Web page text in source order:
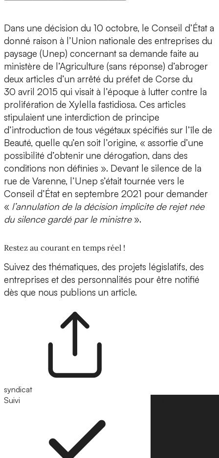
Dans une décision du 10 octobre, le Conseil d’État a
donné raison à l’Union nationale des entreprises du
paysage (Unep) concernant sa demande faite au
ministère de l’Agriculture (sans réponse) d’abroger
deux articles d’un arrêté du préfet de Corse du
30 avril 2015 qui visait à l’époque à lutter contre la
prolifération de Xylella fastidiosa. Ces articles
stipulaient une interdiction de principe
d’introduction de tous végétaux spécifiés sur l’île de
Beauté, quelle qu’en soit l’origine, « assortie d’une
possibilité d’obtenir une dérogation, dans des
conditions non définies ». Devant le silence de la
rue de Varenne, l’Unep s’était tournée vers le
Conseil d’État en septembre 2021 pour demander
« l’annulation de la décision implicite de rejet née
du silence gardé par le ministre».
Restez au courant en temps réel !
Suivez des thématiques, des projets législatifs, des
entreprises et des personnalités pour être notifié
dès que nous publions un article.
syndicat
Suivi